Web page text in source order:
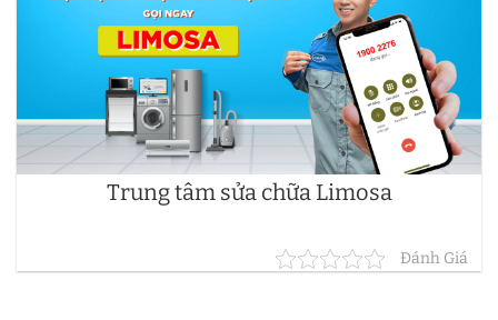
Trung tâm sửa chữa Limosa
Đánh Giá